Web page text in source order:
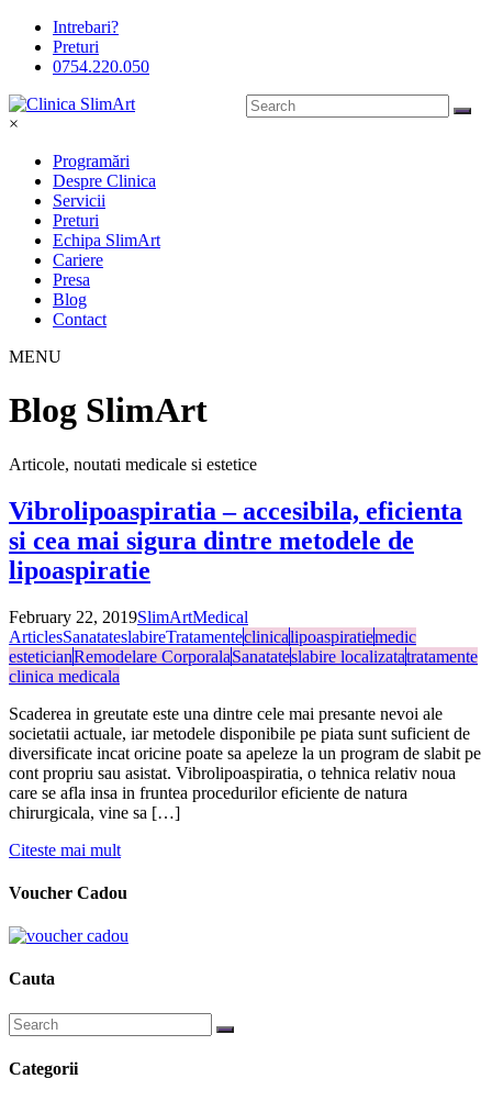
Intrebari?
Preturi
0754.220.050
×
Programări
Despre Clinica
Servicii
Preturi
Echipa SlimArt
Cariere
Presa
Blog
Contact
MENU
Blog SlimArt
Articole, noutati medicale si estetice
Vibrolipoaspiratia – accesibila, eficienta
si cea mai sigura dintre metodele de
lipoaspiratie
February 22, 2019SlimArtMedical
ArticlesSanatateslabireTratamenteclinicalipoaspiratiemedic
esteticianRemodelare CorporalaSanatateslabire localizatatratamente
clinica medicala
Scaderea in greutate este una dintre cele mai presante nevoi ale
societatii actuale, iar metodele disponibile pe piata sunt suficient de
diversificate incat oricine poate sa apeleze la un program de slabit pe
cont propriu sau asistat. Vibrolipoaspiratia, o tehnica relativ noua
care se afla insa in fruntea procedurilor eficiente de natura
chirurgicala, vine sa […]
Citeste mai mult
Voucher Cadou
Cauta
Categorii